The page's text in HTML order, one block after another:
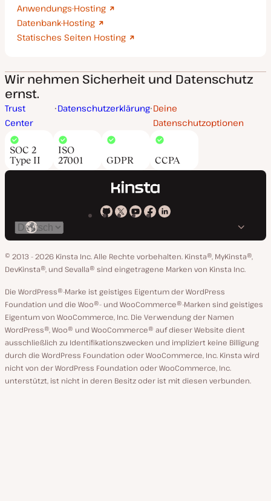
Anwendungs-Hosting
Datenbank-Hosting
Statisches Seiten Hosting
Wir nehmen Sicherheit und Datenschutz
ernst.
Trust
Center
Datenschutzerklärung Deine
Datenschutzoptionen
SOC 2
Type II
ISO
27001
GDPR CCPA
Kinsta
GitHub
Kinsta
X
Kinsta
YouTube
Kinsta
Facebook
Kinsta
LinkedIn
Spräche
ändern
© 2013 - 2026 Kinsta Inc. Alle Rechte vorbehalten. Kinsta®, MyKinsta®,
DevKinsta®, und Sevalla® sind eingetragene Marken von Kinsta Inc.
Die WordPress®-Marke ist geistiges Eigentum der WordPress
Foundation und die Woo®- und WooCommerce®-Marken sind geistiges
Eigentum von WooCommerce, Inc. Die Verwendung der Namen
WordPress®, Woo® und WooCommerce® auf dieser Website dient
ausschließlich zu Identifikationszwecken und impliziert keine Billigung
durch die WordPress Foundation oder WooCommerce, Inc. Kinsta wird
nicht von der WordPress Foundation oder WooCommerce, Inc.
unterstützt, ist nicht in deren Besitz oder ist mit diesen verbunden.